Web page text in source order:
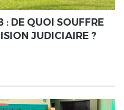
DE QUOI SOUFFRE
JUDICIAIRE ?